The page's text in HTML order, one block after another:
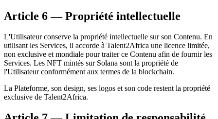
Article 6 — Propriété intellectuelle
L'Utilisateur conserve la propriété intellectuelle sur son Contenu. En
utilisant les Services, il accorde à Talent2Africa une licence limitée,
non exclusive et mondiale pour traiter ce Contenu afin de fournir les
Services. Les NFT mintés sur Solana sont la propriété de
l'Utilisateur conformément aux termes de la blockchain.
La Plateforme, son design, ses logos et son code restent la propriété
exclusive de Talent2Africa.